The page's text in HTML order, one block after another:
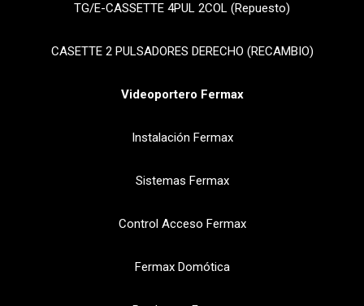
TG/E-CASSETTE 4PUL 2COL (Repuesto)
CASETTE 2 PULSADORES DERECHO (RECAMBIO)
Videoportero Fermax
Instalación Fermax
Sistemas Fermax
Control Acceso Fermax
Fermax Domótica